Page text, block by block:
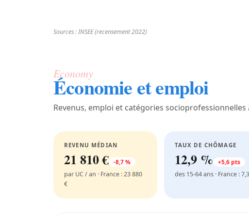
Sources : INSEE (recensement 2022)
Economy
Économie et emploi
Revenus, emploi et catégories
REVENU MÉDIAN
21 810 € -8,7 %
par UC / an · France : 23 880
€
TAUX DE CHÔMAGE
12,9 %
+5,6 pts
des 15-64 ans · France :